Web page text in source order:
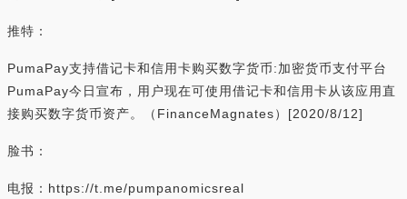
推特：
PumaPay支持借记卡和信用卡购买数字货币:加密货币支付平台
PumaPay今日宣布，用户现在可使用借记卡和信用卡从该应用直
接购买数字货币资产。（FinanceMagnates）[2020/8/12]
脸书：
电报：https://t.me/pumpanomicsreal